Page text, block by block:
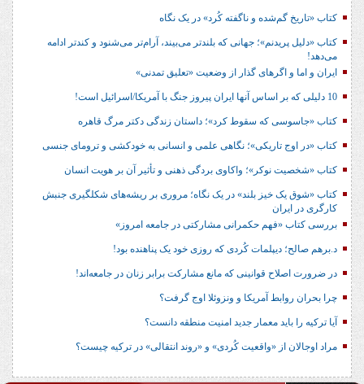
کتاب «تاریخ گم‌شده و ناگفته کُرد» در یک نگاه
کتاب «دلیل پریدنم»؛ جهانی که بلندتر می‌بیند، آرام‌تر می‌شنود و کندتر ادامه
می‌دهد!
ایران و اما و اگرهای گذار از وضعیت «تعلیق تمدنی»
10 دلیلی که بر اساس آنها ایران پیروز جنگ با آمریکا/اسرائیل است!
کتاب «جاسوسی که سقوط کرد»؛ داستان زندگی دکتر مرگ قاهره
کتاب «در اوج تاریکی»؛ نگاهی علمی و انسانی به خودکشی و ترومای جنسی
کتاب «شخصیت نوکر»؛ واکاوی بردگی ذهنی و تأثیر آن بر هویت انسان
کتاب «شوق یک خیز بلند» در یک نگاه؛ مروری بر ریشه‌های شکل‎گیری جنبش
کارگری در ایران
بررسی کتاب «فهم حکمرانی مشارکتی در جامعه امروز»
د.برهم صالح؛ دیپلمات کُردی که روزی خود یک پناهنده بود!
در ضرورت اصلاح قوانینی که مانع مشارکت برابر زنان در جامعه‌اند!
چرا بحران روابط آمریکا و ونزوئلا اوج گرفت؟
آیا ترکیه را باید معمار جدید امنیت منطقه دانست؟
مراد اوجالان از «واقعیت کُردی» و «روند انتقالی» در ترکیه چیست؟